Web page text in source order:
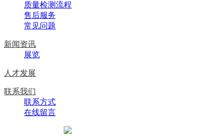
质量检测流程
售后服务
常见问题
新闻资讯
展览
人才发展
联系我们
联系方式
在线留言